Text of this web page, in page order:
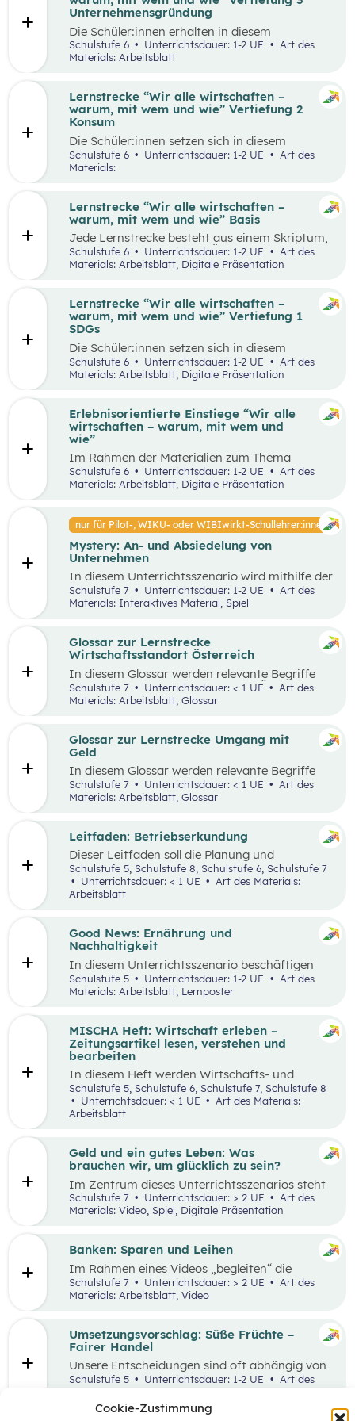
Cookie-Zustimmung
Runde zu Runde verbessern.
Unternehmensgründung
Die Schüler:innen erhalten in diesem
Gedankenexperiment die Möglichkeit ein
Unternehmen unter Berücksichtigung von
Business Model Canvas, welche Bedürfnisse sie
erfüllen wollen und treffen damit verbundene
Entscheidungen. Die Idee wird in einem
Schulstufe 6 Unterrichtsdauer: 1-2 UE
Art des
Materials: Arbeitsblatt
Lernstrecke “Wir alle wirtschaften –
warum, mit wem und wie” Vertiefung 2
Konsum
Die Schüler:innen setzen sich in diesem
Unterrichtsszenario mit nachhaltigem Konsum
auseinander. Sie recherchieren selbstständig zu
Schulstufe 6 Unterrichtsdauer: 1-2 UE
Materials:
Lernstrecke “Wir alle wirtschaften –
warum, mit wem und wie” Basis
Jede Lernstrecke besteht aus einem Skriptum,
welches dazu dient einen Überblick über die
jeweilige Lernstrecke zu erhalten. Mit
Wissen und entwickeln Fähigkeiten,
Einstellungen und Verhaltensbereitschaften, die
sie in ökonomisch geprägten Lebenssituationen
ökonomische Herausforderungen, Aufgaben
und Problemstellungen erkennen, analysieren,
beurteilen und erfolgreich bewältigen zu
Schulstufe 6 Unterrichtsdauer: 1-2 UE
Art des
Materials: Arbeitsblatt, Digitale Präsentation
Lernstrecke “Wir alle wirtschaften –
warum, mit wem und wie” Vertiefung 1
SDGs
Die Schüler:innen setzen sich in diesem
Unterrichtsszenario mit den SDGs (Sustainable
Development Goals) auseinander. Sie wählen ein
SDG und entdecken in ihrer Umgebung Orte, an
machen ein Foto davon. Anschließend werden
Verbesserungsvorschläge erarbeitet.
Schulstufe 6 Unterrichtsdauer: 1-2 UE
Materials: Arbeitsblatt, Digitale Präsentation
Erlebnisorientierte Einstiege “Wir alle
wirtschaften – warum, mit wem und
wie”
Im Rahmen der Materialien zum Thema
“Grundlagen der Wirtschaft” werden drei
mögliche Einstiegsideen vorgestellt. Diese
Vorschläge zeichnen sich nicht nur durch ihre
als Erlebnisse konzipiert, um die Schüler:innen
aktiv in den Lernprozess einzubinden.
Schulstufe 6 Unterrichtsdauer: 1-2 UE
Materials: Arbeitsblatt, Digitale Präsentation
nur für Pilot-, WIKU- oder WIBIwirkt-Schullehrer:innen
Mystery: An- und Absiedelung von
Unternehmen
In diesem Unterrichtsszenario wird mithilfe der
Methode Mystery das Thema „Ansiedelung von
Unternehmen“ vertiefend behandelt. Im
einer komplexen Fragestellung an der
Schnittstelle von Gesellschaft, Wirtschaft und
Schulstufe 7 Unterrichtsdauer: 1-2 UE
Art des
Materials: Interaktives Material, Spiel
Glossar zur Lernstrecke
Wirtschaftsstandort Österreich
In diesem Glossar werden relevante Begriffe
zum Thema „Wirtschaftsstandort Österreich“
erklärt. Zusätzlich gibt es Arbeitsblätter zu
ausgewählten Begriffen.
Schulstufe 7 Unterrichtsdauer: < 1 UE
Materials: Arbeitsblatt, Glossar
Glossar zur Lernstrecke Umgang mit
Geld
In diesem Glossar werden relevante Begriffe
zum Thema „Geld“ erklärt. Zusätzlich gibt es
Arbeitsblätter zu ausgewählten Begriffen.
Schulstufe 7 Unterrichtsdauer: < 1 UE
Materials: Arbeitsblatt, Glossar
Leitfaden: Betriebserkundung
Dieser Leitfaden soll die Planung und
Durchführung von Betriebserkundungen
erleichtern. Im Zuge dieses Leitfadens werden
Leitfragen zu folgenden Schwerpunkten
Betriebserkundung.
Schulstufe 5, Schulstufe 8, Schulstufe 6, Schulstufe 7
Unterrichtsdauer: < 1 UE
Art des Materials:
Arbeitsblatt
Good News: Ernährung und
Nachhaltigkeit
In diesem Unterrichtsszenario beschäftigen
sich die Schüler:innen mit positiven
Nachrichten und Beispielen aus dem
Themenbereich „Ernährung und
Handlungsoptionen für den Alltag offenzulegen,
zu diskutieren und in einer abschließenden
Portfolioaufgabe kreativ zu bearbeiten.
Schulstufe 5 Unterrichtsdauer: 1-2 UE
Materials: Arbeitsblatt, Lernposter
MISCHA Heft: Wirtschaft erleben –
Zeitungsartikel lesen, verstehen und
bearbeiten
In diesem Heft werden Wirtschafts- und
Lesekompetenz miteinander verknüpft.Schulstufe 5, Schulstufe 6, Schulstufe 7, Schulstufe 8
Unterrichtsdauer: < 1 UE
Arbeitsblatt
Geld und ein gutes Leben: Was
brauchen wir, um glücklich zu sein?
Im Zentrum dieses Unterrichtsszenarios steht
das Planspiel „Nervus Rerum“, welches den
finanziellen Spielraum als Faktor für ein gutes
Zusammenhang zwischen Geld und einem
guten Leben bewerten.
Schulstufe 7 Unterrichtsdauer: > 2 UE
Art des
Materials: Video, Spiel, Digitale Präsentation
Banken: Sparen und Leihen
Im Rahmen eines Videos „begleiten“ die
Schüler:innen eine jugendliche Person bei der
Erledigung alltäglicher Bankgeschäfte und
bekommen so einen ersten Überblick, welche
anschließenden Laufdiktat wird das erworbene
Wissen gefestigt.
Schulstufe 7 Unterrichtsdauer: > 2 UE
Materials: Arbeitsblatt, Video
Umsetzungsvorschlag: Süße Früchte –
Fairer Handel
Unsere Entscheidungen sind oft abhängig von
Entscheidungen, die andere Menschen davor
getroffen haben. Wenn wir zum Beispiel
einkaufen gehen, können wir nur Waren
kaufen, die auch Unternehmen vorher
Schulstufe 5 Unterrichtsdauer: 1-2 UE
Art des
Materials: